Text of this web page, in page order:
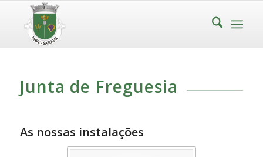
Junta de Freguesia
As nossas instalações